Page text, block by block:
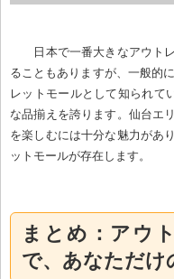
日本で一番大きなアウト
ることもありますが、一般的
レットモールとして知られて
な品揃えを誇ります。仙台エ
を楽しむには十分な魅力があ
ットモールが存在します。
まとめ：アウ
で、あなただけ